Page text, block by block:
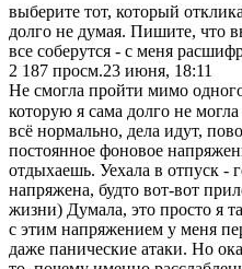
выберите тот, который
долго не думая. Пишите, что
все соберутся - с меня
2 187 просм.23 июня, 18:11
Не смогла пройти мимо
которую я сама долго не
всё нормально, дела идут,
постоянное фоновое
отдыхаешь. Уехала в отпуск -
напряжена, будто вот-вот
жизни) Думала, это просто я
с этим напряжением у меня
даже панические атаки. Но